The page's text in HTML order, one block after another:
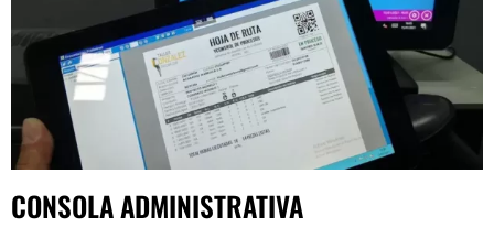
CONSOLA ADMINISTRATIVA